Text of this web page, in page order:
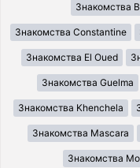
Знакомства
Знакомства Constantine
Знакомства El Oued
Знакомства Guelma
Знакомства Khenchela
Знакомства Mascara
Знакомства